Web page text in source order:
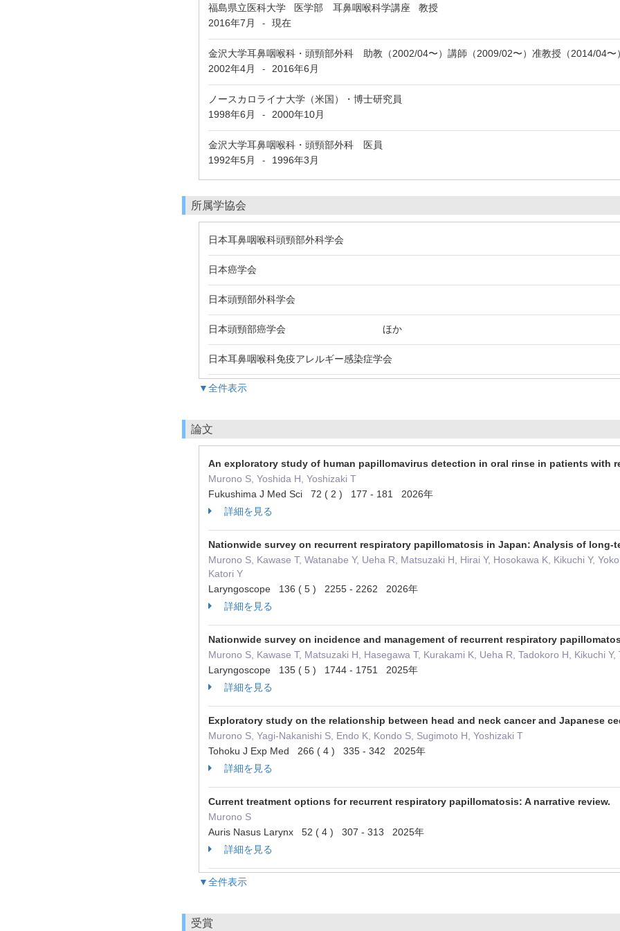
福島県立医科大学 医学部 耳鼻咽喉科学講座 教授
2016年7月
- 現在
金沢大学耳鼻咽喉科・頭頸部外科 助教（2002/04〜）講師（2009/02〜）准教授（2014/04〜
2002年4月
- 2016年6月
ノースカロライナ大学（米国）・博士研究員
1998年6月
- 2000年10月
金沢大学耳鼻咽喉科・頭頸部外科 医員
1992年5月
- 1996年3月
所属学協会
日本耳鼻咽喉科頭頸部外科学会
日本癌学会
日本頭頸部外科学会
日本頭頸部癌学会 ほか
日本耳鼻咽喉科免疫アレルギー感染症学会
▼全件表示
論文
An exploratory study of human papillomavirus detection in oral rinse in patients with
Murono S, Yoshida H, Yoshizaki T
Fukushima J Med Sci 72 ( 2 ) 177 - 181 2026年
詳細を見る
Nationwide survey on recurrent respiratory papillomatosis in Japan: Analysis of long-
Murono S, Kawase T, Watanabe Y, Ueha R, Matsuzaki H, Hirai Y, Hosokawa K, Kikuchi Y,
Katori Y
Laryngoscope 136 ( 5 ) 2255 - 2262 2026年
詳細を見る
Nationwide survey on incidence and management of recurrent respiratory
Murono S, Kawase T, Matsuzaki H, Hasegawa T, Kurakami K, Ueha R, Tadokoro H, Kikuchi Y,
Laryngoscope 135 ( 5 ) 1744 - 1751 2025年
詳細を見る
Exploratory study on the relationship between head and neck cancer and Japanese
Murono S, Yagi-Nakanishi S, Endo K, Kondo S, Sugimoto H, Yoshizaki T
Tohoku J Exp Med 266 ( 4 ) 335 - 342 2025年
詳細を見る
Current treatment options for recurrent respiratory papillomatosis: A narrative review.
Murono S
Auris Nasus Larynx 52 ( 4 ) 307 - 313 2025年
詳細を見る
▼全件表示
受賞